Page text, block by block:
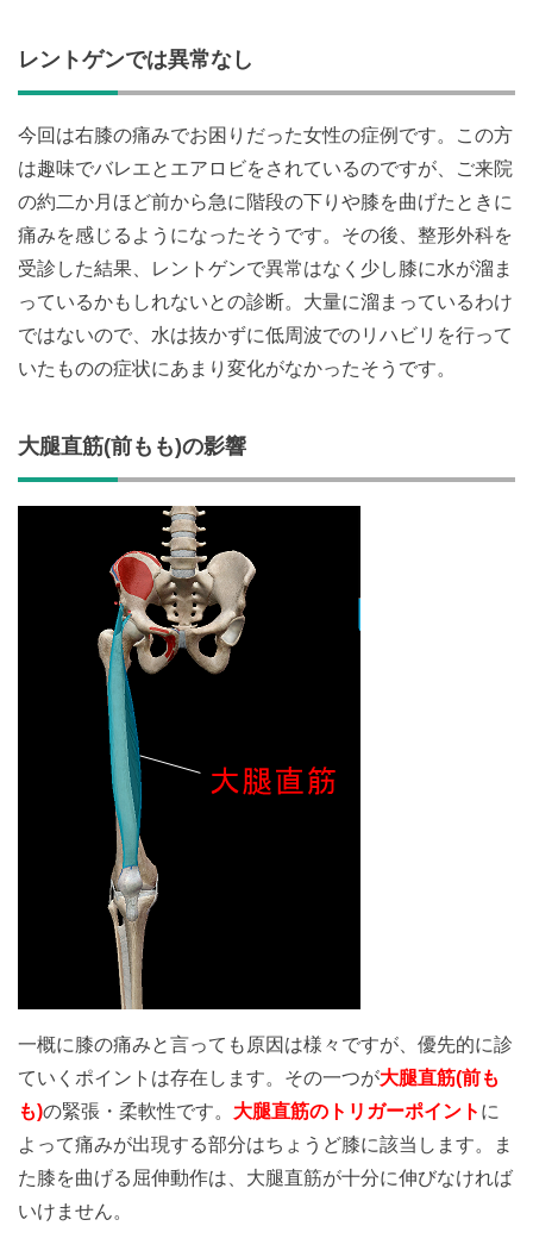
レントゲンでは異常なし
今回は右膝の痛みでお困りだった女性の症例です。この方
は趣味でバレエとエアロビをされているのですが、ご来院
の約二か月ほど前から急に階段の下りや膝を曲げたときに
痛みを感じるようになったそうです。その後、整形外科を
受診した結果、レントゲンで異常はなく少し膝に水が溜ま
っているかもしれないとの診断。大量に溜まっているわけ
ではないので、水は抜かずに低周波でのリハビリを行って
いたものの症状にあまり変化がなかったそうです。
大腿直筋(前もも)の影響
一概に膝の痛みと言っても原因は様々ですが、優先的に診
ていくポイントは存在します。その一つが大腿直筋(前も
も)の緊張・柔軟性です。 大腿直筋のトリガーポイント に
よって痛みが出現する部分はちょうど膝に該当します。ま
た膝を曲げる屈伸動作は、大腿直筋が十分に伸びなければ
いけません。